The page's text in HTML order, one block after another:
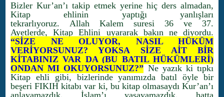
Bizler Kur’an’ı takip etmek yerine hiç ders almadan,
Kitap ehlinin yaptığı yanlışları
tekrarlıyoruz. Allah Kalem suresi 36 ve 37.
Ayetlerde, Kitap Ehlini uyararak bakın ne diyordu.
“SİZE NE OLUYOR, NASIL HÜKÜM
VERİYORSUNUZ? YOKSA SİZE AİT BİR
KİTABINIZ VAR DA (BU BATIL HÜKÜMLERİ)
ONDAN MI OKUYORSUNUZ?” Ne yazık ki tıpkı
Kitap ehli gibi, bizlerinde yanımızda batıl öyle bir
beşeri FIKIH kitabı var ki, bu kitap olmasaydı Kur’an’ı
anlayamazdık, İslam’ı yaşayamazdık, hatta